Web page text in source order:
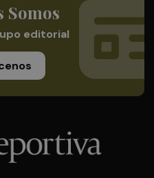
Somos
editorial